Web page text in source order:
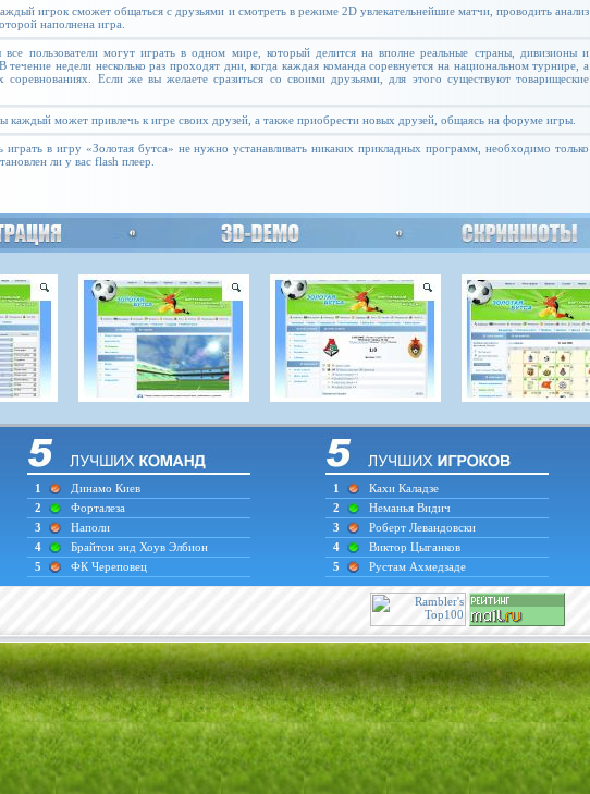
игрок сможет общаться с друзьями и смотреть в режиме 2D увлекательнейшие матчи, проводить анализ
наполнена игра.
пользователи могут играть в одном мире, который делится на вполне реальные страны, дивизионы и
течение недели несколько раз проходят дни, когда каждая команда соревнуется на национальном турнире, а
соревнованиях. Если же вы желаете сразиться со своими друзьями, для этого существуют товарищеские
каждый может привлечь к игре своих друзей, а также приобрести новых друзей, общаясь на форуме игры.
играть в игру «Золотая бутса» не нужно устанавливать никаких прикладных программ, необходимо только
ли у вас flash плеер.
1
Динамо Киев
2
Форталеза
3
Наполи
4
Брайтон энд Хоув Элбион
5
ФК Череповец
1
Кахи Каладзе
2
Неманья Видич
3
Роберт Левандовски
4
Виктор Цыганков
5
Рустам Ахмедзаде